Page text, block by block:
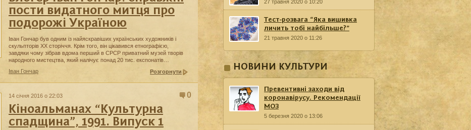
пости видатного митця про
подорожі Україною
Іван Гончар був одним із найяскравіших українських художників і
скульпторів XX сторіччя. Крім того, він цікавився етнографією,
завдяки чому зібрав вдома перший в СРСР приватний музей творів
народного мистецтва, який налічує понад 20 тис. експонатів…
Іван Гончар
Розгорнути
14 січня 2016 о 22:03 0
Кіноальманах “Культурна
спадщина”, 1991. Випуск 1
27 травня 2020 о 10:20
Тест-розвага “Яка вишивка
личить тобі найбільше?”
21 травня 2020 о 11:26
НОВИНИ КУЛЬТУРИ
Превентивні заходи від
коронавірусу. Рекомендації
МОЗ
5 березня 2020 о 13:06